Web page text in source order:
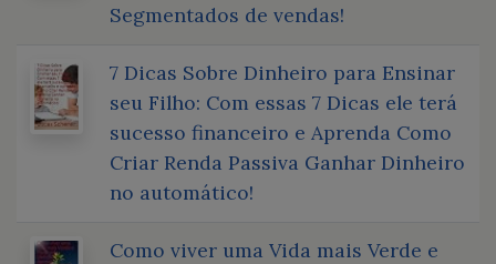
Segmentados de vendas!
7 Dicas Sobre Dinheiro para Ensinar
seu Filho: Com essas 7 Dicas ele terá
sucesso financeiro e Aprenda Como
Criar Renda Passiva Ganhar Dinheiro
no automático!
Como viver uma Vida mais Verde e